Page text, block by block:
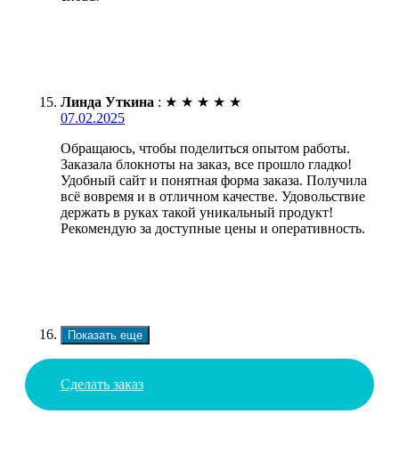
Линда Уткина : ★ ★ ★ ★ ★
07.02.2025
Обращаюсь, чтобы поделиться опытом работы.
Заказала блокноты на заказ, все прошло гладко!
Удобный сайт и понятная форма заказа. Получила
всё вовремя и в отличном качестве. Удовольствие
держать в руках такой уникальный продукт!
Рекомендую за доступные цены и оперативность.
Показать еще
Сделать заказ